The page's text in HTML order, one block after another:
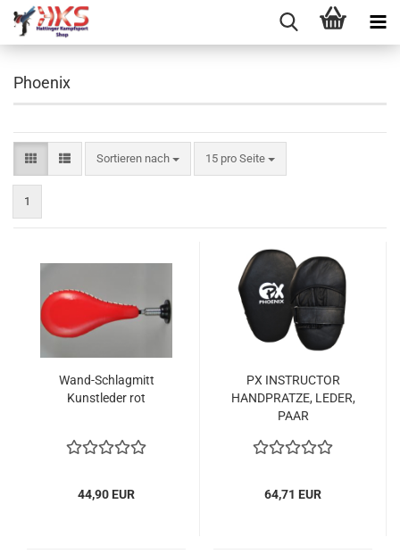
Phoenix
Sortieren nach
Sortieren nach 15 pro Seite
pro Seite
1
Wand-Schlagmitt
Kunstleder rot
44,90 EUR
PX INSTRUCTOR
HANDPRATZE, LEDER,
PAAR
64,71 EUR